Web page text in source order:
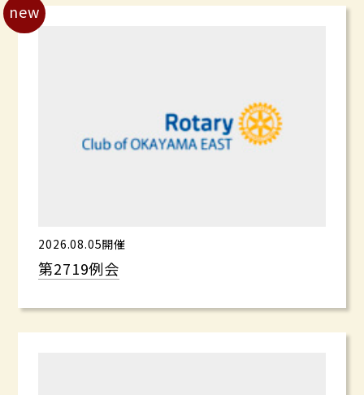
new
2026.08.05開催
第2719例会